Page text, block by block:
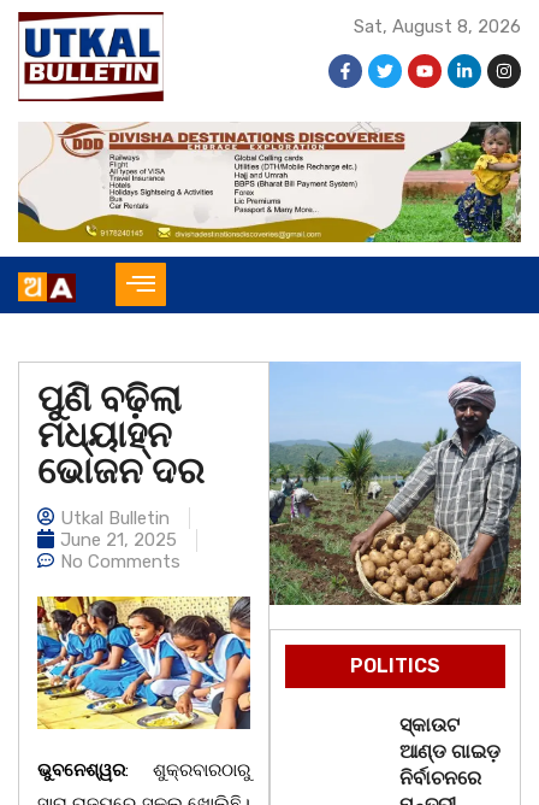
Sat, August 8, 2026
ପୁଣି ବଢ଼ିଲା
ମଧ୍ୟାହ୍ନ
ଭୋଜନ ଦର
Utkal Bulletin
June 21, 2025
No Comments
ଭୁବନେଶ୍ୱର: ଶୁକ୍ରବାରଠାରୁ
POLITICS
ସ୍କାଉଟ
ଆଣ୍ଡ ଗାଇଡ଼
ନିର୍ବାଚନରେ